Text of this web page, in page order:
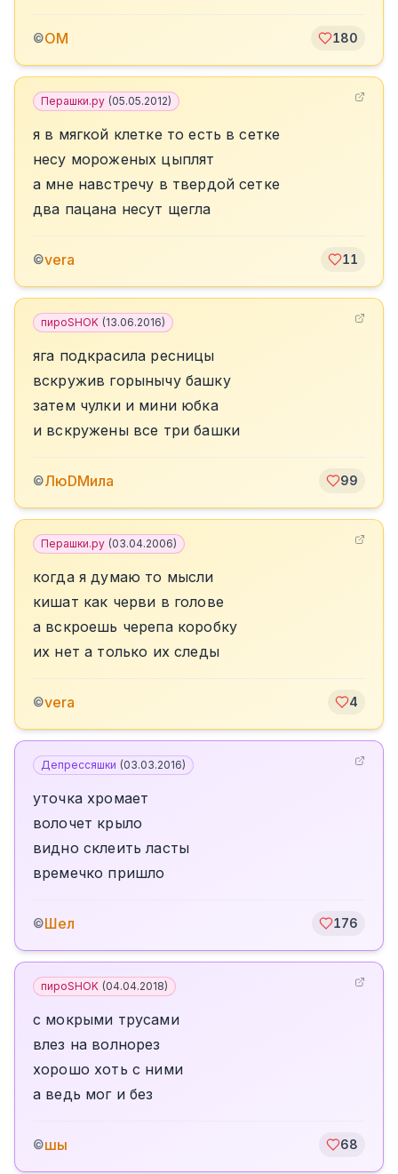
©OM 180
Перашки.ру (05.05.2012)
я в мягкой клетке то есть в сетке
несу мороженых цыплят
а мне навстречу в твердой сетке
два пацана несут щегла
©vera 11
пироSHOK (13.06.2016)
яга подкрасила ресницы
вскружив горынычу башку
затем чулки и мини юбка
и вскружены все три башки
©ЛюDMила 99
Перашки.ру (03.04.2006)
когда я думаю то мысли
кишат как черви в голове
а вскроешь черепа коробку
их нет а только их следы
©vera 4
Депрессяшки (03.03.2016)
уточка хромает
волочет крыло
видно склеить ласты
времечко пришло
©Шел 176
пироSHOK (04.04.2018)
с мокрыми трусами
влез на волнорез
хорошо хоть с ними
а ведь мог и без
©шы 68